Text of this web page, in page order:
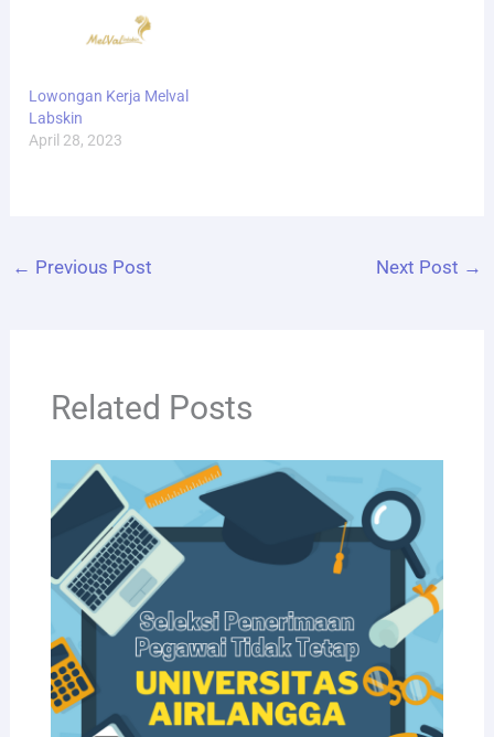
Lowongan Kerja Melval
Labskin
April 28, 2023
← Previous Post Next Post →
Related Posts